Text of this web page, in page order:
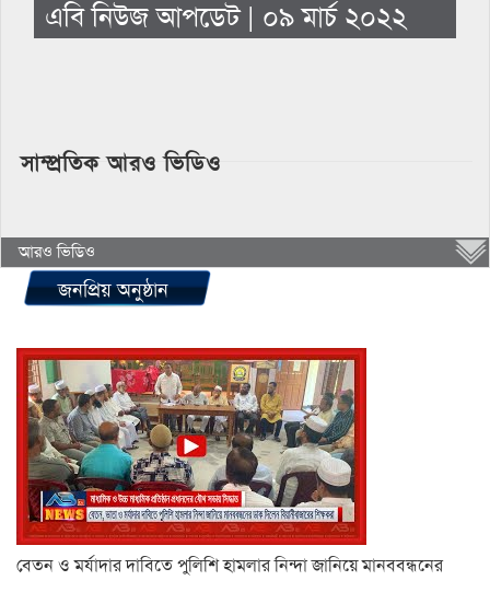
এবি নিউজ আপডেট | ০৯ মার্চ ২০২২
সাম্প্রতিক আরও ভিডিও
আরও ভিডিও
জনপ্রিয় অনুষ্ঠান
বেতন ও মর্যাদার দাবিতে পুলিশি হামলার নিন্দা জানিয়ে মানববন্ধনের